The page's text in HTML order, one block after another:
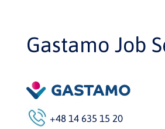
Gastamo Job
+48 14 635 15 20